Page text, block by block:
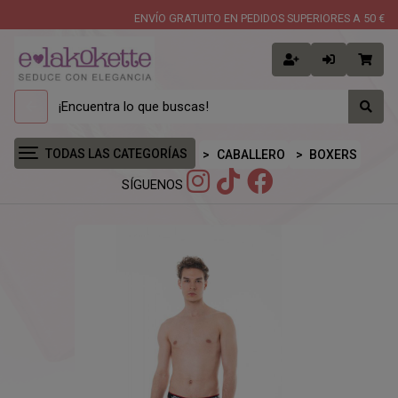
ENVÍO GRATUITO EN PEDIDOS SUPERIORES A 50 €
TODAS LAS CATEGORÍAS CABALLERO BOXERS
SÍGUENOS